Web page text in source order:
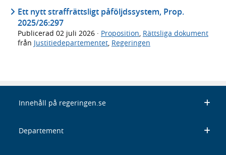
Ett nytt straffrättsligt påföljdssystem, Prop.
2025/26:297
Publicerad 02 juli 2026 · Proposition Rättsliga dokument
från Justitiedepartementet Regeringen
Innehåll på regeringen.se
Departement